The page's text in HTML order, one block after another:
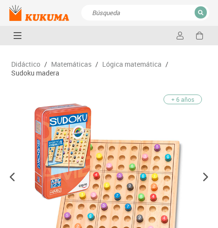
CERRAR
Didáctico / Matemáticas / Lógica matemática /
Sudoku madera
+ 6 años